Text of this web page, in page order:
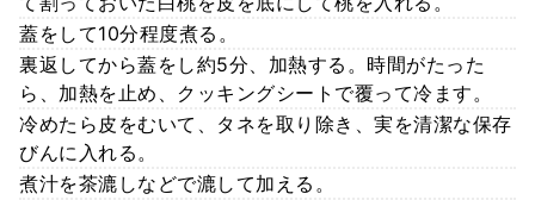
蓋をして10分程度煮る。
裏返してから蓋をし約5分、加熱する。時間がたった
ら、加熱を止め、クッキングシートで覆って冷ます。
冷めたら皮をむいて、タネを取り除き、実を清潔な保存
びんに入れる。
煮汁を茶漉しなどで漉して加える。